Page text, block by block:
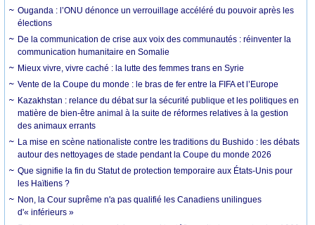
Ouganda : l’ONU dénonce un verrouillage accéléré du pouvoir après les
élections
De la communication de crise aux voix des communautés : réinventer la
communication humanitaire en Somalie
Mieux vivre, vivre caché : la lutte des femmes trans en Syrie
Vente de la Coupe du monde : le bras de fer entre la FIFA et l’Europe
Kazakhstan : relance du débat sur la sécurité publique et les politiques en
matière de bien-être animal à la suite de réformes relatives à la gestion
des animaux errants
La mise en scène nationaliste contre les traditions du Bushido : les débats
autour des nettoyages de stade pendant la Coupe du monde 2026
Que signifie la fin du Statut de protection temporaire aux États-Unis pour
les Haïtiens ?
Non, la Cour suprême n'a pas qualifié les Canadiens unilingues
d'« inférieurs »